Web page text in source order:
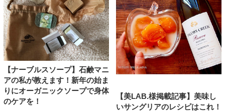
【ナーブルスソープ】石鹸マニ
アの私が教えます！新年の始ま
りにオーガニックソープで身体
のケアを！
【美LAB.様掲載記事】美味し
いサングリアのレシピはこれ！